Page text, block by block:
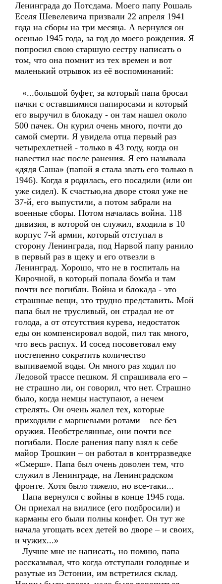
Ленинграда до Потсдама. Моего папу Рошаль
Еселя Шевелевича призвали 22 апреля 1941
года на сборы на три месяца. А вернулся он
осенью 1945 года, за год до моего рождения. Я
попросил свою старшую сестру написать о
том, что она помнит из тех времен и вот
маленький отрывок из её воспоминаний:
«...большой буфет, за который папа бросал
пачки с оставшимися папиросами и который
его выручил в блокаду - он там нашел около
500 пачек. Он курил очень много, почти до
самой смерти. Я увидела отца первый раз
четырехлетней - только в 43 году, когда он
навестил нас после ранения. Я его называла
«дядя Саша» (папой я стала звать его только в
1946). Когда я родилась, его посадили (или он
уже сидел). К счастью,на дворе стоял уже не
37-й, его выпустили, а потом забрали на
военные сборы. Потом началась война. 118
дивизия, в которой он служил, входила в 10
корпус 7-й армии, который отступал в
сторону Ленинграда, под Нарвой папу ранило
в первый раз в щеку и его отвезли в
Ленинград. Хорошо, что не в госпиталь на
Кирочной, в который попала бомба и там
почти все погибли. Война и блокада - это
страшные вещи, это трудно представить. Мой
папа был не трусливый, он страдал не от
голода, а от отсутствия курева, недостаток
еды он компенсировал водой, пил так много,
что весь распух. И сосед посоветовал ему
постепенно сократить количество
выпиваемой воды. Он много раз ходил по
Ледовой трассе пешком. Я спрашивала его –
не страшно ли, он говорил, что нет. Страшно
было, когда немцы наступают, а нечем
стрелять. Он очень жалел тех, которые
приходили с маршевыми ротами – все без
оружия. Необстрелянные, они почти все
погибали. После ранения папу взял к себе
майор Трошкин – он работал в контрразведке
«Смерш». Папа был очень доволен тем, что
служил в Ленинграде, на Ленинградском
фронте. Хотя было тяжело, но все-таки...
Папа вернулся с войны в конце 1945 года.
Он приехал на виллисе (его подбросили) и
карманы его были полны конфет. Он тут же
начала угощать всех детей во дворе – и своих,
и чужих...»
Лучше мне не написать, но помню, папа
рассказывал, что когда отступали голодные и
разутые из Эстонии, им встретился склад.